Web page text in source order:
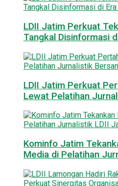
LDII Jatim Perkuat
Tangkal Disinformasi
LDII Jatim Perkuat
Lewat Pelatihan
Kominfo Jatim
Media di Pelatihan